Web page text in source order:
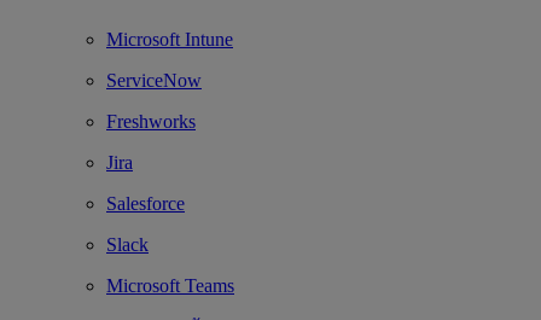
Microsoft Intune
ServiceNow
Freshworks
Jira
Salesforce
Slack
Microsoft Teams